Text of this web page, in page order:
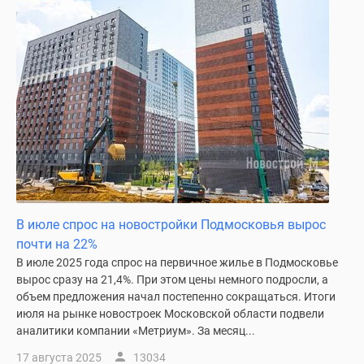
В июле спрос на новостройки Подмосковья вырос
почти на 22%
В июле 2025 года спрос на первичное жилье в Подмосковье
вырос сразу на 21,4%. При этом цены немного подросли, а
объем предложения начал постепенно сокращаться. Итоги
июля на рынке новостроек Московской области подвели
аналитики компании «Метриум». За месяц...
17 августа 2025 13034